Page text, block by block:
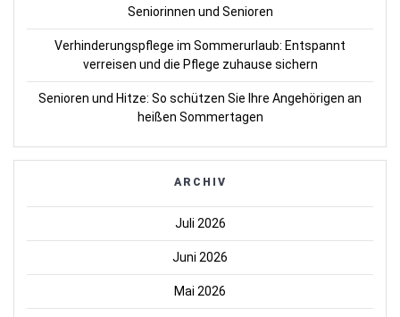
Seniorinnen und Senioren
Verhinderungspflege im Sommerurlaub: Entspannt
verreisen und die Pflege zuhause sichern
Senioren und Hitze: So schützen Sie Ihre Angehörigen an
heißen Sommertagen
ARCHIV
Juli 2026
Juni 2026
Mai 2026